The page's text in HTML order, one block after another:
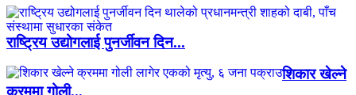
राष्ट्रिय उद्योगलाई पुनर्जीवन दिन...
शिकार खेल्ने